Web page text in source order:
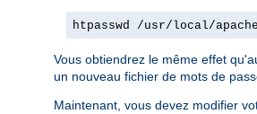
htpasswd /usr/local/
Vous obtiendrez le même effet
un nouveau fichier de mots de
Maintenant, vous devez modifier